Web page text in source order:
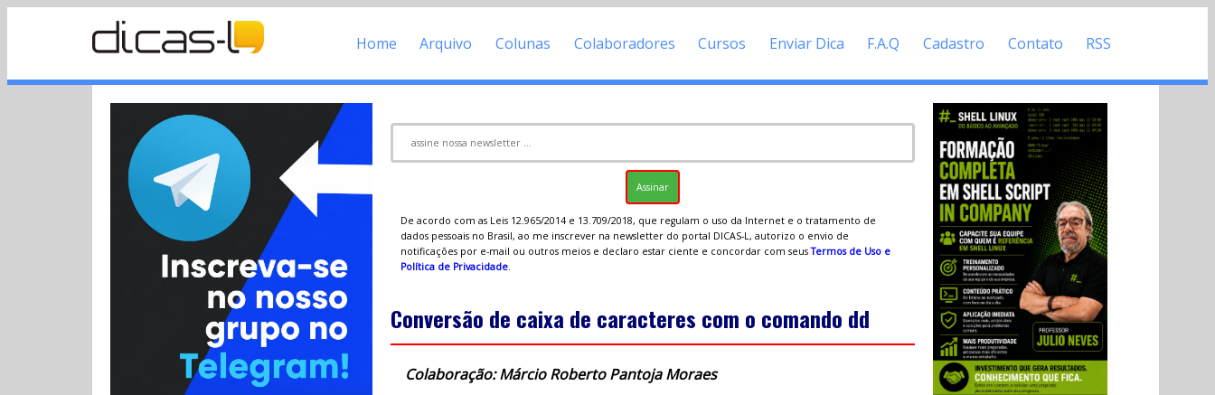
Home Arquivo Colunas Colaboradores Cursos Enviar Dica F.A.Q Cadastro Contato RSS
De acordo com as Leis 12.965/2014 e 13.709/2018, que regulam o uso da Internet e o tratamento de
dados pessoais no Brasil, ao me inscrever na newsletter do portal DICAS-L, autorizo o envio de
notificações por e-mail ou outros meios e declaro estar ciente e concordar com seusTermos de Uso e
Política de Privacidade.
Conversão de caixa de caracteres com o comando dd
Colaboração: Márcio Roberto Pantoja Moraes